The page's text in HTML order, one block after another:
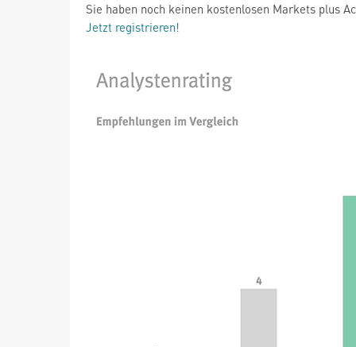
Sie haben noch keinen kostenlosen Markets plus
Jetzt registrieren!